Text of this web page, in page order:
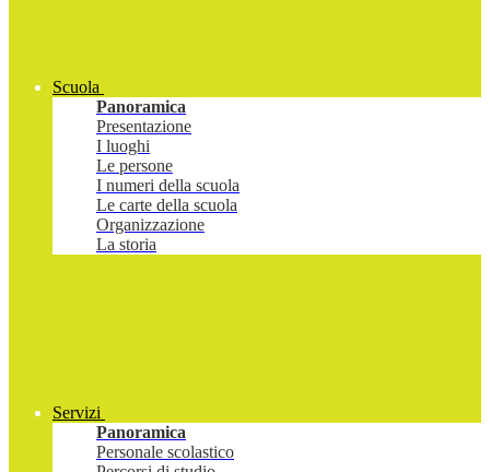
Scuola
Panoramica
Presentazione
I luoghi
Le persone
I numeri della scuola
Le carte della scuola
Organizzazione
La storia
Servizi
Panoramica
Personale scolastico